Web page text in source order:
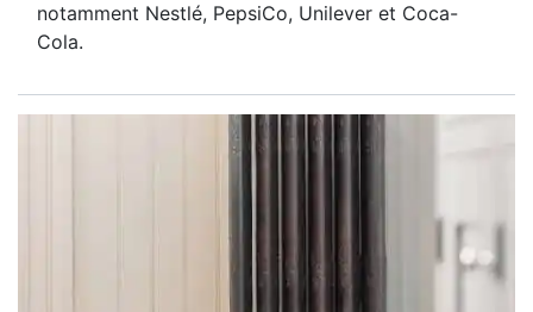
notamment Nestlé, PepsiCo, Unilever et Coca-
Cola.